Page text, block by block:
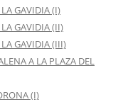
GAVIDIA (I)
GAVIDIA (II)
LA GAVIDIA (III)
A LA PLAZA DEL
(I)